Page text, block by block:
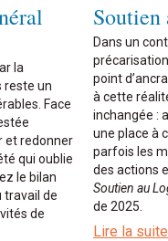
la
reste un
Face
et redonner
qui oublie
le bilan
travail de
de
Soutien
Dans un
point
à cette
inchangée :
une place à
parfois les
des actions
Soutien au
de 2025.
Lire la suite